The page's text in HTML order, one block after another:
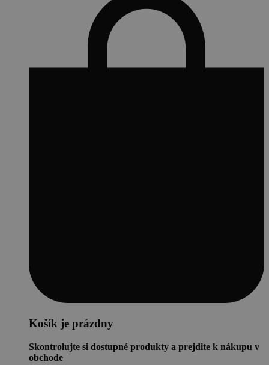
Košík je prázdny
Skontrolujte si dostupné produkty a prejdite k nákupu v
obchode